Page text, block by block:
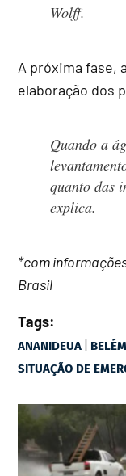
Wolff.
A próxima fase,
elaboração dos
Quando a
quanto das
explica.
*com
Brasil
Tags:
ANANIDEUA | BELÉM
SITUAÇÃO DE